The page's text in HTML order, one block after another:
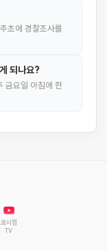
초에 경찰조사를
되나요?
금요일 아침에 한
로시컴
TV